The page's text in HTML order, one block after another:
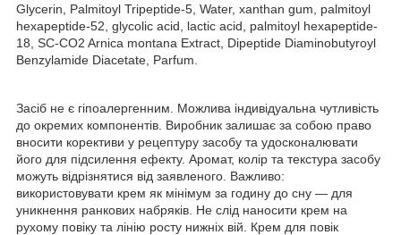
Glycerin, Palmitoyl Tripeptide-5, Water, xanthan gum, palmitoyl
hexapeptide-52, glycolic acid, lactic acid, palmitoyl hexapeptide-
18, SC-CO2 Arnica montana Extract, Dipeptide Diaminobutyroyl
Benzylamide Diacetate, Parfum.
Засіб не є гіпоалергенним. Можлива індивідуальна чутливість
до окремих компонентів. Виробник залишає за собою право
вносити корективи у рецептуру засобу та удосконалювати
його для підсилення ефекту. Аромат, колір та текстура засобу
можуть відрізнятися від заявленого. Важливо:
використовувати крем як мінімум за годину до сну — для
уникнення ранкових набряків. Не слід наносити крем на
рухому повіку та лінію росту нижніх вій. Крем для повік